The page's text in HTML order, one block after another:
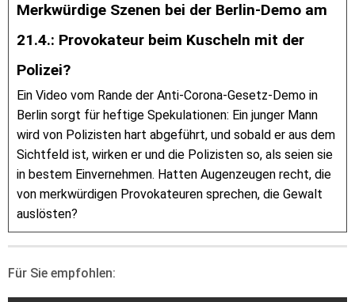
Merkwürdige Szenen bei der Berlin-Demo am
21.4.: Provokateur beim Kuscheln mit der
Polizei?
Ein Video vom Rande der Anti-Corona-Gesetz-Demo in
Berlin sorgt für heftige Spekulationen: Ein junger Mann
wird von Polizisten hart abgeführt, und sobald er aus dem
Sichtfeld ist, wirken er und die Polizisten so, als seien sie
in bestem Einvernehmen. Hatten Augenzeugen recht, die
von merkwürdigen Provokateuren sprechen, die Gewalt
auslösten?
Für Sie empfohlen: